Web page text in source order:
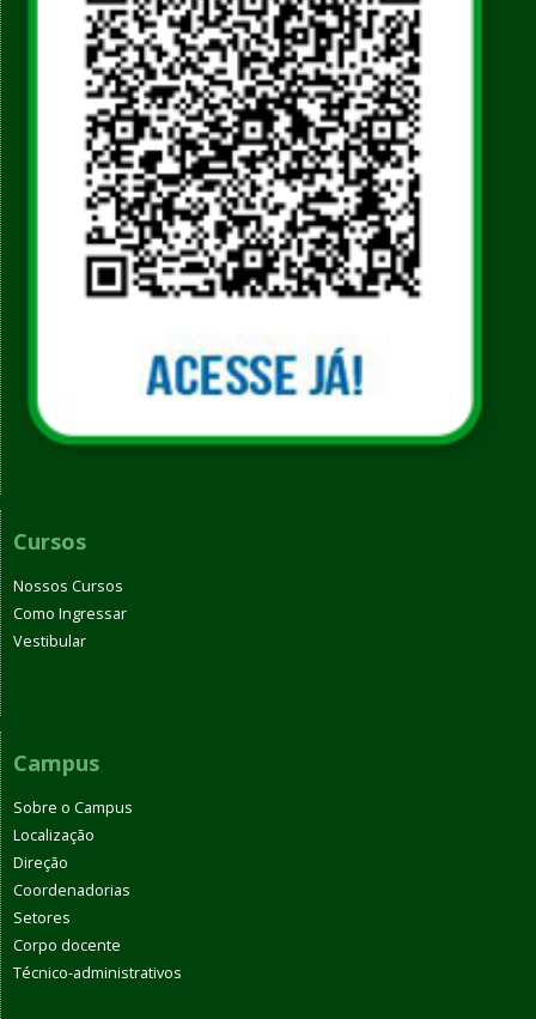
Cursos
Nossos Cursos
Como Ingressar
Vestibular
Campus
Sobre o Campus
Localização
Direção
Coordenadorias
Setores
Corpo docente
Técnico-administrativos